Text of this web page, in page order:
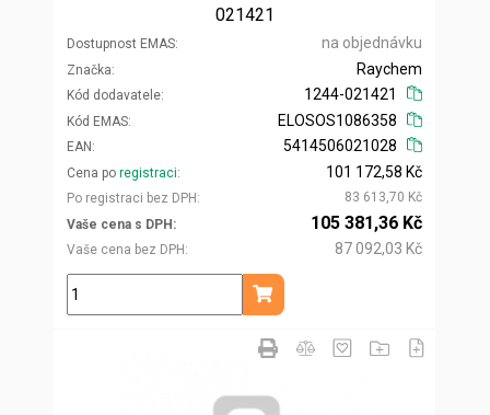
021421
Dostupnost EMAS na objednávku
Značka
Kód dodavatele
Raychem
1244-021421
Kód EMAS
EAN
ELOSOS1086358
5414506021028
Cena po registraci
Po registraci bez DPH
101 172,58 Kč
83 613,70 Kč
Vaše cena s DPH
Vaše cena bez DPH
105 381,36 Kč
87 092,03 Kč
ks
Přidat do košíku